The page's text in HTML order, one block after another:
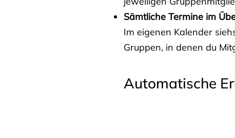
Sämtliche Termine im
Im eigenen Kalender
Gruppen, in denen du
Automatische